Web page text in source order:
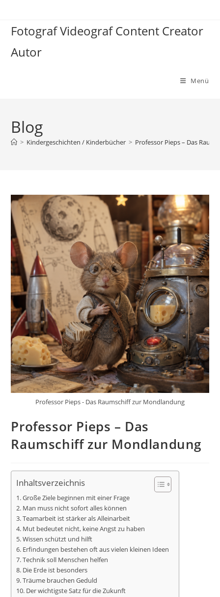
springen
Fotograf Videograf Content Creator
Autor
Menü
Blog
> Kindergeschichten / Kinderbücher > Professor Pieps – Das
Professor Pieps - Das Raumschiff zur Mondlandung
Professor Pieps – Das
Raumschiff zur Mondlandung
Inhaltsverzeichnis
1. Große Ziele beginnen mit einer Frage
2. Man muss nicht sofort alles können
3. Teamarbeit ist stärker als Alleinarbeit
4. Mut bedeutet nicht, keine Angst zu haben
5. Wissen schützt und hilft
6. Erfindungen bestehen oft aus vielen kleinen Ideen
7. Technik soll Menschen helfen
8. Die Erde ist besonders
9. Träume brauchen Geduld
10. Der wichtigste Satz für die Zukunft